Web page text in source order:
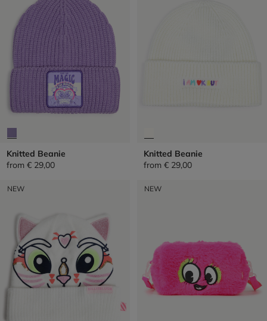
Knitted Beanie
from € 29,00
Knitted Beanie
from € 29,00
NEW NEW